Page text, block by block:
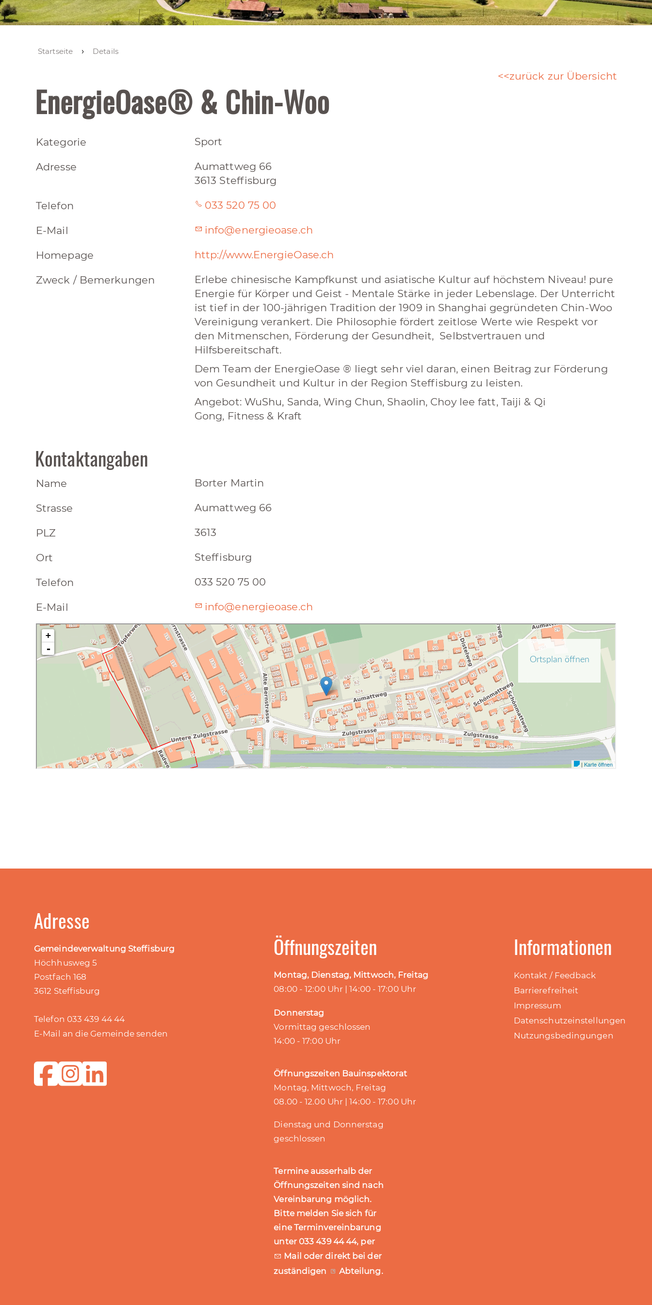
Startseite Details
zurück zur Übersicht
EnergieOase® & Chin-Woo
Kategorie Sport
Adresse
Aumattweg 66
3613 Steffisburg
Telefon 033 520 75 00
E-Mail info@energieoase.ch
Homepage http://www.EnergieOase.ch
Zweck / Bemerkungen
Erlebe chinesische Kampfkunst und asiatische Kultur auf höchstem Niveau! pure
Energie für Körper und Geist - Mentale Stärke in jeder Lebenslage. Der Unterricht
ist tief in der 100-jährigen Tradition der 1909 in Shanghai gegründeten Chin-Woo
Vereinigung verankert. Die Philosophie fördert zeitlose Werte wie Respekt vor
den Mitmenschen, Förderung der Gesundheit, Selbstvertrauen und
Hilfsbereitschaft.
Dem Team der EnergieOase ® liegt sehr viel daran, einen Beitrag zur Förderung
von Gesundheit und Kultur in der Region Steffisburg zu leisten.
Angebot: WuShu, Sanda, Wing Chun, Shaolin, Choy lee fatt, Taiji & Qi
Gong, Fitness & Kraft
Kontaktangaben
Name Borter Martin
Strasse Aumattweg 66
PLZ 3613
Ort Steffisburg
Telefon 033 520 75 00
E-Mail info@energieoase.ch
Adresse
Gemeindeverwaltung Steffisburg
Höchhusweg 5
Postfach 168
3612 Steffisburg
Telefon 033 439 44 44
E-Mail an die Gemeinde senden
Öffnungszeiten
Montag, Dienstag, Mittwoch, Freitag
08:00 - 12:00 Uhr | 14:00 - 17:00 Uhr
Donnerstag
Vormittag geschlossen
14:00 - 17:00 Uhr
Öffnungszeiten Bauinspektorat
Montag, Mittwoch, Freitag
08.00 - 12.00 Uhr | 14:00 - 17:00 Uhr
Dienstag und Donnerstag
geschlossen
Termine ausserhalb der
Öffnungszeiten sind nach
Vereinbarung möglich.
Bitte melden Sie sich für
eine Terminvereinbarung
unter 033 439 44 44, per
Mail oder direkt bei der
zuständigen
Abteilung.
Informationen
Kontakt / Feedback
Barrierefreiheit
Impressum
Datenschutzeinstellungen
Nutzungsbedingungen